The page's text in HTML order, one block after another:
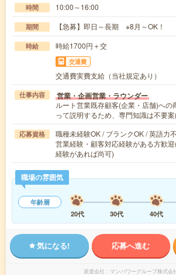
時間 10:00～16:00
期間 【急募】即日～長期 ※8月～OK！
時給 時給1700円＋交
交通費
交通費実費支給（当社規定あり）
仕事内容 営業・企画営業・ラウンダー
ルート営業既存顧客(企業・店舗)へ
って説明するため、専門知識は不要
応募資格
職種未経験OK / ブランクOK / 英語力
営業経験・顧客対応経験がある方歓
経験があれば尚可)
職場の雰囲気
年齢層
20代
30代 40代
気になる! 応募へ進む
派遣会社 マンパワーグループ株式会